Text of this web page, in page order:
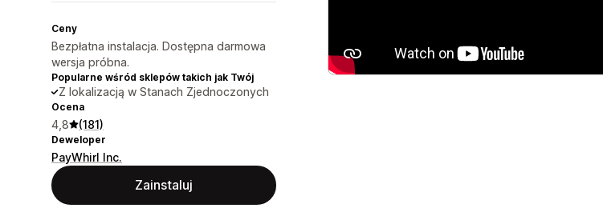
Ceny
Bezpłatna instalacja. Dostępna darmowa
wersja próbna.
Popularne wśród sklepów takich jak Twój
Z lokalizacją w Stanach Zjednoczonych
Ocena
4,8 (181)
Deweloper
PayWhirl Inc.
Zainstaluj